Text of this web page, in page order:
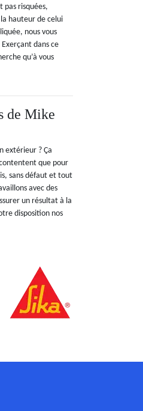
pas risquées,
hauteur de celui
nous vous
dans ce
qu’à vous
de Mike
extérieur ? Ça
que pour
sans défaut et tout
avec des
un résultat à la
disposition nos